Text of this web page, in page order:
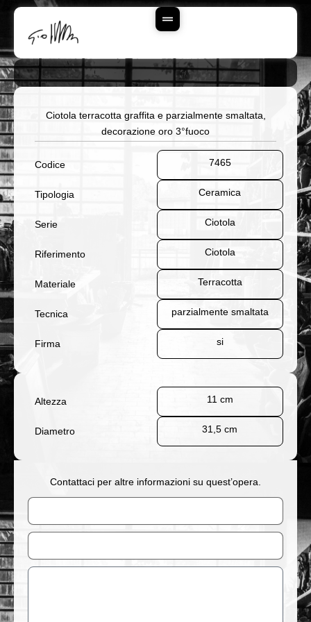
Contenuto
Ciotola terracotta graffita e parzialmente smaltata,
decorazione oro 3°fuoco
Codice 7465
Tipologia Ceramica
Serie Ciotola
Riferimento Ciotola
Materiale Terracotta
Tecnica parzialmente smaltata
Firma si
Altezza 11 cm
Diametro 31,5 cm
Contattaci per altre informazioni su quest’opera.
Nome
Email
Messaggio